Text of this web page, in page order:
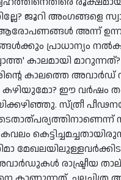
ജൂറി അംഗങ്ങളെ
അന്ന്
പ്രാധാന്യം
കാലമായി
കാലത്തെ അവാര്‍ഡ്
ഈ വര്‍ഷം
സ്ത്രീ
രാഷ്ട്രീയ